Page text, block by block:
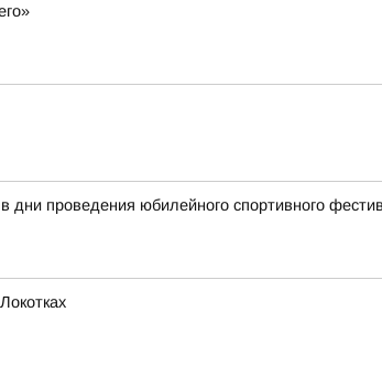
дни проведения юбилейного спортивного